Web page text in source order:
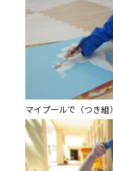
マイプールで（つき組）